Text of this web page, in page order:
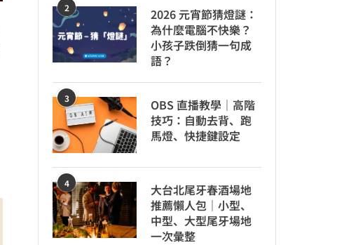
2
2026 元宵節猜燈謎：
為什麼電腦不快樂？
小孩子跌倒猜一句成
語？
3
OBS 直播教學｜高階
技巧：自動去背、跑
馬燈、快捷鍵設定
4
大台北尾牙春酒場地
推薦懶人包｜小型、
中型、大型尾牙場地
一次彙整